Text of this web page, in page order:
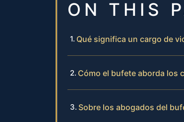
ON THIS
Qué significa un cargo de
Cómo el bufete aborda los
Sobre los abogados del